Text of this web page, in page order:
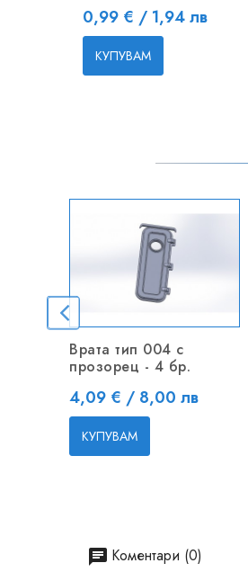
Цена
0,99 € / 1,94 лв
КУПУВАМ
Врата тип 004 с
прозорец - 4 бр.
Цена
4,09 € / 8,00 лв
КУПУВАМ
Коментари (0)